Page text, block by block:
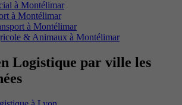
à Montélimar
à Montélimar
à Montélimar
& Animaux à Montélimar
Logistique par ville les